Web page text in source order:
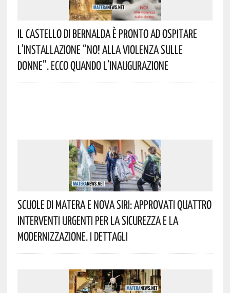
Il Castello Di Bernalda È Pronto Ad Ospitare
L’installazione “NO! Alla Violenza Sulle
Donne”. Ecco Quando L’inaugurazione
Scuole Di Matera E Nova Siri: Approvati Quattro
Interventi Urgenti Per La Sicurezza E La
Modernizzazione. I Dettagli